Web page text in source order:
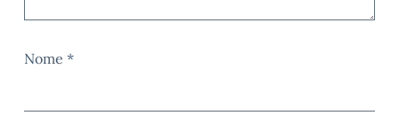
Nome *